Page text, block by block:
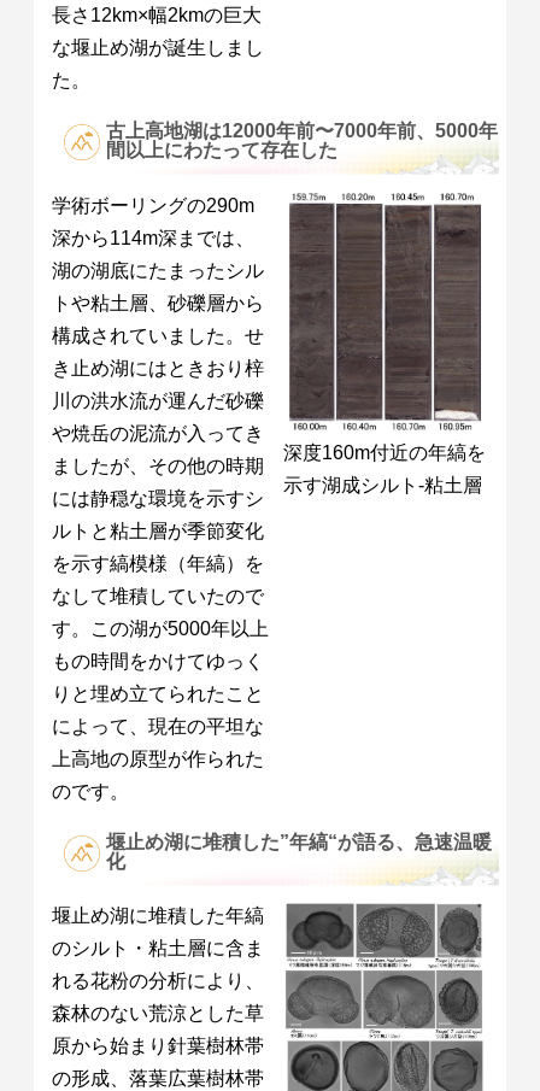
長さ12km×幅2kmの巨大
な堰止め湖が誕生しまし
た。
古上高地湖は12000年前〜7000年前、5000年
間以上にわたって存在した
学術ボーリングの290m
深から114m深までは、
湖の湖底にたまったシル
トや粘土層、砂礫層から
構成されていました。せ
き止め湖にはときおり梓
川の洪水流が運んだ砂礫
や焼岳の泥流が入ってき
ましたが、その他の時期
には静穏な環境を示すシ
ルトと粘土層が季節変化
を示す縞模様（年縞）を
なして堆積していたので
す。この湖が5000年以上
もの時間をかけてゆっく
りと埋め立てられたこと
によって、現在の平坦な
上高地の原型が作られた
のです。
深度160m付近の年縞を
示す湖成シルト-粘土層
堰止め湖に堆積した”年縞“が語る、急速温暖
化
堰止め湖に堆積した年縞
のシルト・粘土層に含ま
れる花粉の分析により、
森林のない荒涼とした草
原から始まり針葉樹林帯
の形成、落葉広葉樹林帯